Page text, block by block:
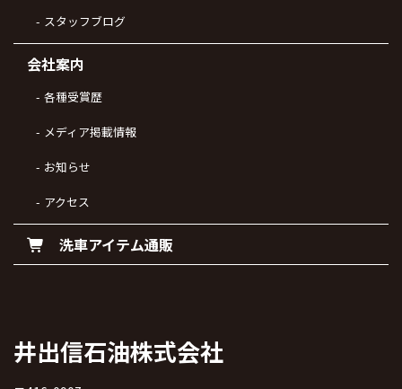
スタッフブログ
会社案内
各種受賞歴
メディア掲載情報
お知らせ
アクセス
洗車アイテム通販
井出信石油株式会社